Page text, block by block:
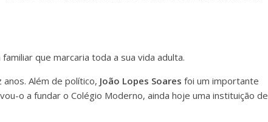
que marcaria toda a sua vida adulta.
Além de político, João Lopes Soares foi um importante
o a fundar o Colégio Moderno, ainda hoje uma instituição de